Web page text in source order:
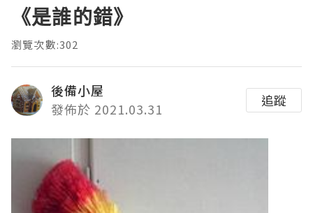
《是誰的錯》
瀏覽次數:302
後備小屋
發佈於 2021.03.31
追蹤